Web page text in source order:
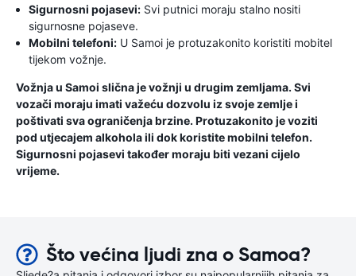
Sigurnosni pojasevi: Svi putnici moraju stalno nositi
sigurnosne pojaseve.
Mobilni telefoni: U Samoi je protuzakonito koristiti mobitel
tijekom vožnje.
Vožnja u Samoi slična je vožnji u drugim zemljama. Svi
vozači moraju imati važeću dozvolu iz svoje zemlje i
poštivati ​​sva ograničenja brzine. Protuzakonito je voziti
pod utjecajem alkohola ili dok koristite mobilni telefon.
Sigurnosni pojasevi također moraju biti vezani cijelo
vrijeme.
Što većina ljudi zna o Samoa?